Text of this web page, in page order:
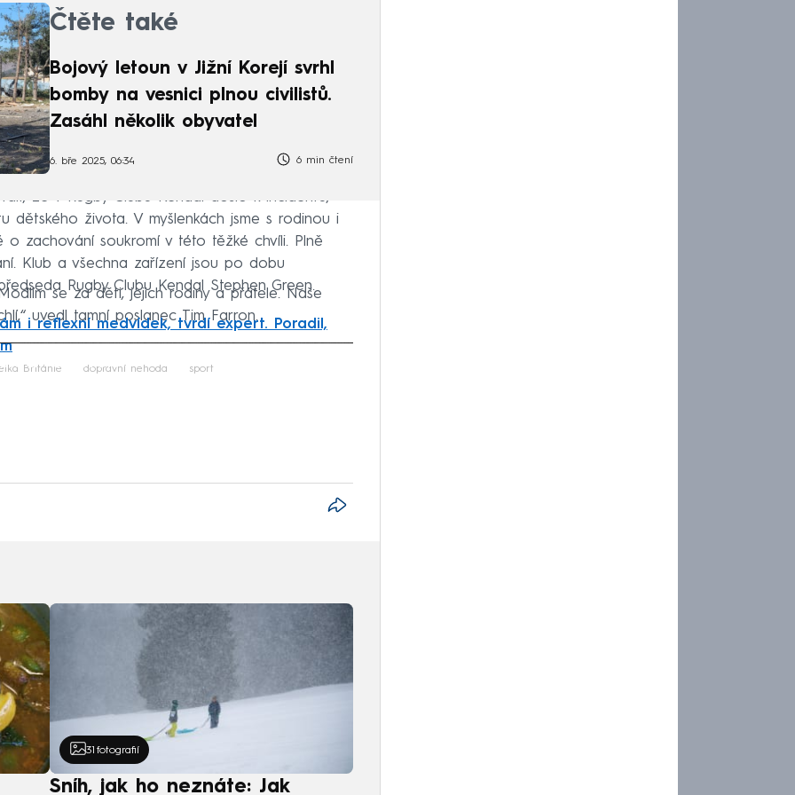
Čtěte také
Bojový letoun v Jižní Korejí svrhl
bomby na vesnici plnou civilistů.
Zasáhl několik obyvatel
6. bře 2025, 06:34 6 min čtení
že v Rugby Clubu Kendal došlo k incidentu,
dětského života. V myšlenkách jsme s rodinou i
o zachování soukromí v této těžké chvíli. Plně
Klub a všechna zařízení jsou po dobu
Rugby Clubu Kendal Stephen Green.
se za děti, jejich rodiny a přátele. Naše
uvedl tamní poslanec Tim Farron.
i reflexní medvídek, tvrdí expert. Poradil,
to fetch
Británie dopravní nehoda sport
31 fotografií
Sníh, jak ho neznáte: Jak